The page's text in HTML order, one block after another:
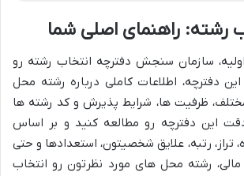
رشته: راهنمای اصلی شما
اولیه، سازمان سنجش دفترچه انتخاب رشته رو
دفترچه، اطلاعات کاملی درباره رشته محل
ظرفیت ها، شرایط پذیرش و کد رشته ها
این دفترچه رو مطالعه کنید و بر اساس
رتبه، علایق شخصیتون، استعدادها و حتی
مالی، رشته محل های مورد نظرتون رو انتخاب